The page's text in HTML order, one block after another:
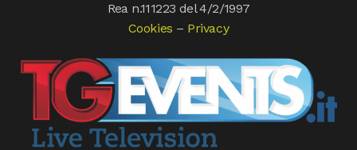
Rea n.111223 del 4/2/1997
Cookies – Privacy